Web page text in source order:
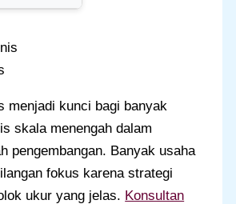
menjadi kunci bagi banyak
skala menengah dalam
pengembangan. Banyak usaha
fokus karena strategi
ukur yang jelas. Konsultan